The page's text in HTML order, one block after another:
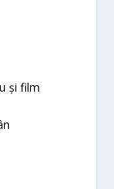
și film